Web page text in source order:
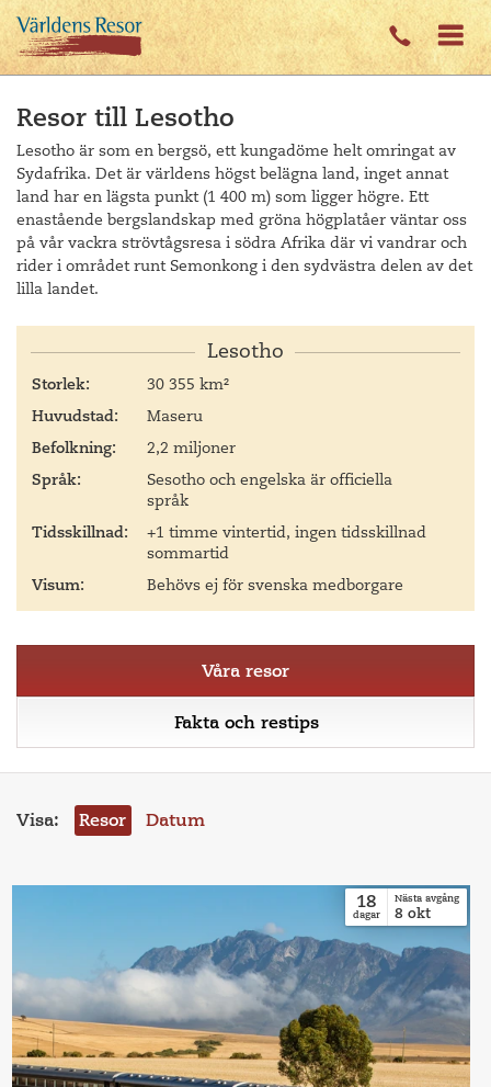
Resor till Lesotho
Lesotho är som en bergsö, ett kungadöme helt omringat av
Sydafrika. Det är världens högst belägna land, inget annat
land har en lägsta punkt (1 400 m) som ligger högre. Ett
enastående bergslandskap med gröna högplatåer väntar oss
på vår vackra strövtågsresa i södra Afrika där vi vandrar och
rider i området runt Semonkong i den sydvästra delen av det
lilla landet.
Lesotho
Storlek:
30 355 km²
Huvudstad:
Maseru
Befolkning:
2,2 miljoner
Språk:
Sesotho och engelska är officiella
språk
Tidsskillnad:
+1 timme vintertid, ingen tidsskillnad
sommartid
Visum:
Behövs ej för svenska medborgare
Våra resor
Fakta och restips
Visa: Resor Datum
18
dagar
Nästa avgång
8okt